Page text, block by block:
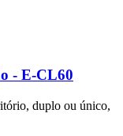
- E-CL60
duplo ou único,